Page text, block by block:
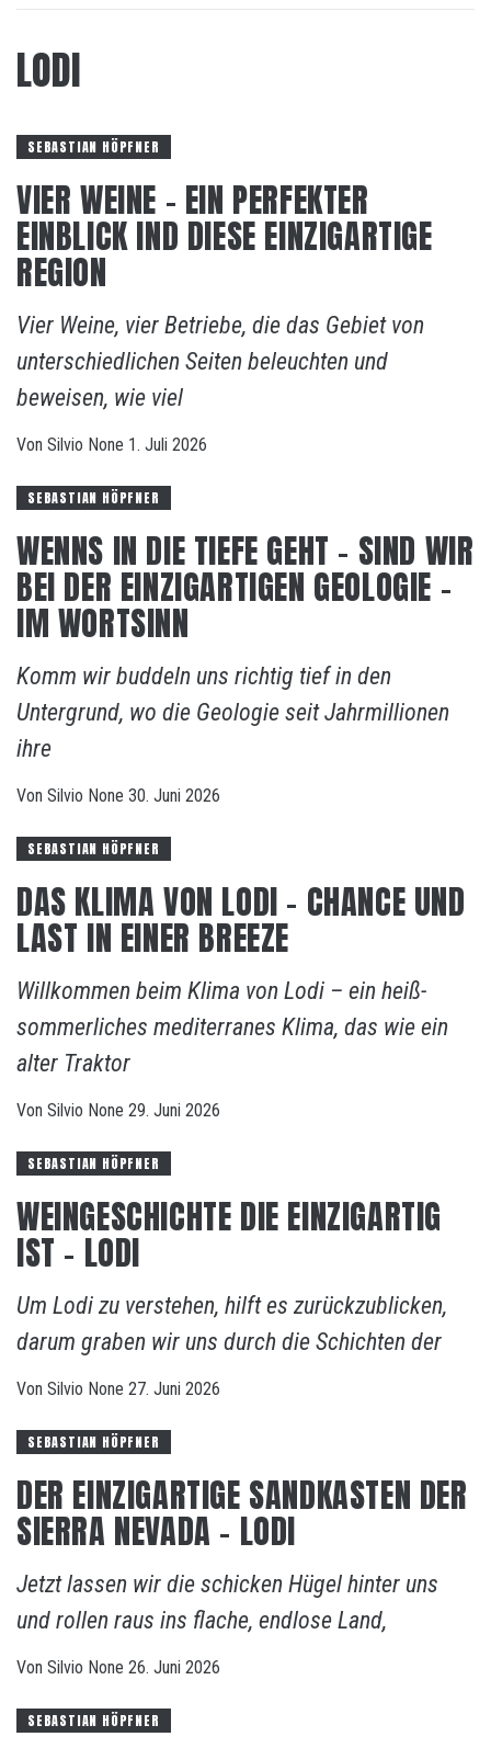
LODI
SEBASTIAN HÖPFNER
VIER WEINE – EIN PERFEKTER
EINBLICK IND DIESE EINZIGARTIGE
REGION
Vier Weine, vier Betriebe, die das Gebiet von
unterschiedlichen Seiten beleuchten und
beweisen, wie viel
Von Silvio None 1. Juli 2026
SEBASTIAN HÖPFNER
WENNS IN DIE TIEFE GEHT – SIND WIR
BEI DER EINZIGARTIGEN GEOLOGIE –
IM WORTSINN
Komm wir buddeln uns richtig tief in den
Untergrund, wo die Geologie seit Jahrmillionen
ihre
Von Silvio None 30. Juni 2026
SEBASTIAN HÖPFNER
DAS KLIMA VON LODI – CHANCE UND
LAST IN EINER BREEZE
Willkommen beim Klima von Lodi – ein heiß-
sommerliches mediterranes Klima, das wie ein
alter Traktor
Von Silvio None 29. Juni 2026
SEBASTIAN HÖPFNER
WEINGESCHICHTE DIE EINZIGARTIG
IST – LODI
Um Lodi zu verstehen, hilft es zurückzublicken,
darum graben wir uns durch die Schichten der
Von Silvio None 27. Juni 2026
SEBASTIAN HÖPFNER
DER EINZIGARTIGE SANDKASTEN DER
SIERRA NEVADA – LODI
Jetzt lassen wir die schicken Hügel hinter uns
und rollen raus ins flache, endlose Land,
Von Silvio None 26. Juni 2026
SEBASTIAN HÖPFNER